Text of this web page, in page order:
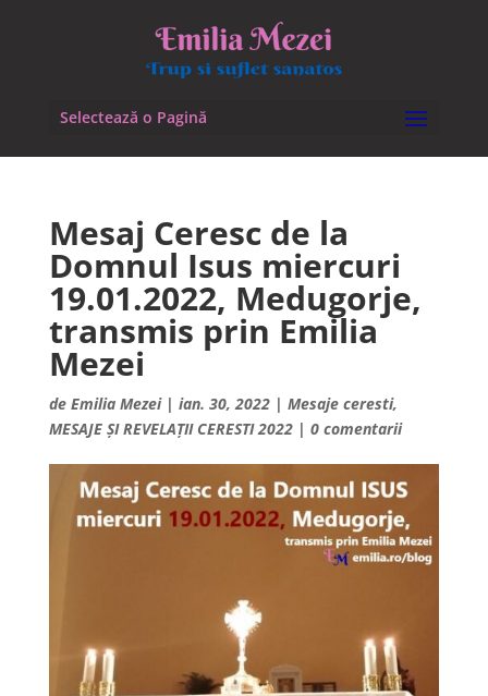
Selectează o Pagină
Mesaj Ceresc de la
Domnul Isus miercuri
19.01.2022, Medugorje,
transmis prin Emilia
Mezei
de Emilia Mezei| ian. 30, 2022| Mesaje ceresti,
MESAJE ȘI REVELAȚII CERESTI 2022| 0 comentarii